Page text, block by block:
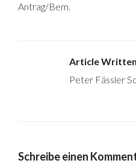
Antrag/Bem.
Article
Peter Fässler
Schreibe einen